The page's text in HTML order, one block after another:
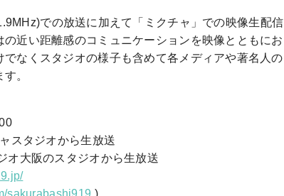
での放送に加えて「ミクチャ」での映像生配信
近い距離感のコミュニケーションを映像とともにお
なくスタジオの様子も含めて各メディアや著名人の
。
スタジオから生放送
阪のスタジオから生放送